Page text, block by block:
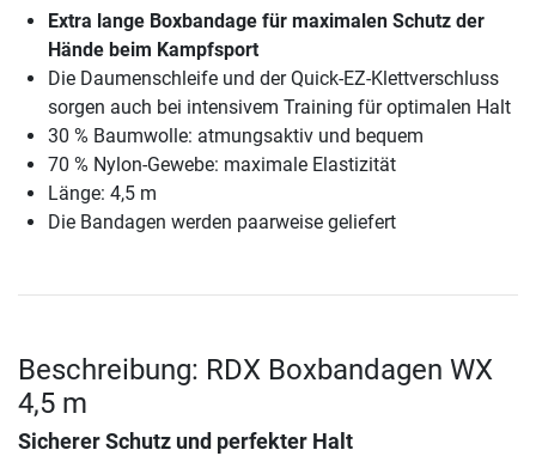
Extra lange Boxbandage für maximalen Schutz der
Hände beim Kampfsport
Die Daumenschleife und der Quick-EZ-Klettverschluss
sorgen auch bei intensivem Training für optimalen Halt
30 % Baumwolle: atmungsaktiv und bequem
70 % Nylon-Gewebe: maximale Elastizität
Länge: 4,5 m
Die Bandagen werden paarweise geliefert
Beschreibung: RDX Boxbandagen WX
4,5 m
Sicherer Schutz und perfekter Halt